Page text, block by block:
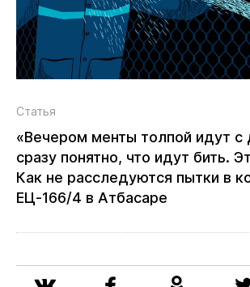
Статья
«Вечером менты толпой идут
сразу понятно, что идут бить.
Как не расследуются пытки в
ЕЦ‑166/4 в Атбасаре